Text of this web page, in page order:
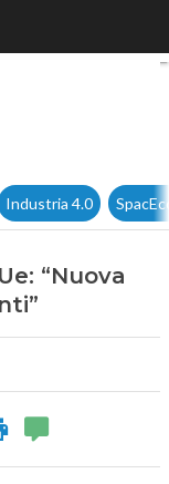
sulla
Industria 4.0
“Nuova